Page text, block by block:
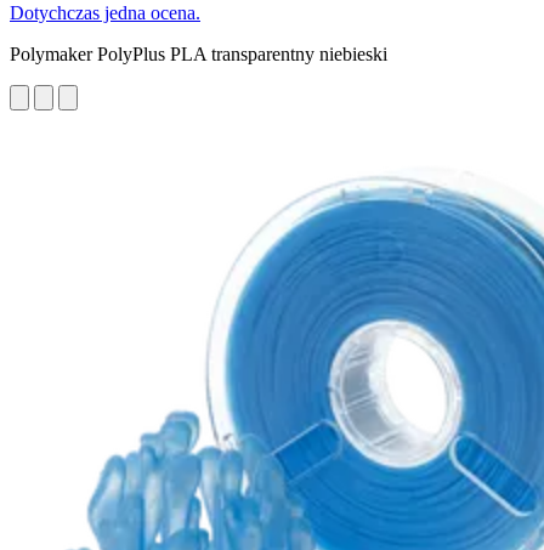
Dotychczas jedna ocena.
Polymaker PolyPlus PLA transparentny niebieski